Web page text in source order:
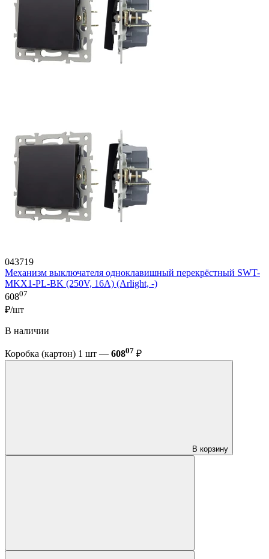
043719
Механизм выключателя одноклавишный перекрёстный SWT-
MKX1-PL-BK (250V, 16A) (Arlight, -)
60807
₽/шт
В наличии
Коробка (картон) 1 шт — 60807 ₽
В корзину